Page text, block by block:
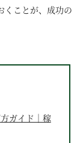
くことが、成功の
ガイド｜稼